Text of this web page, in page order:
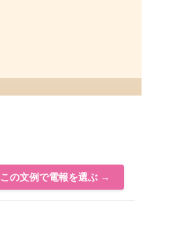
この文例で電報を選ぶ →